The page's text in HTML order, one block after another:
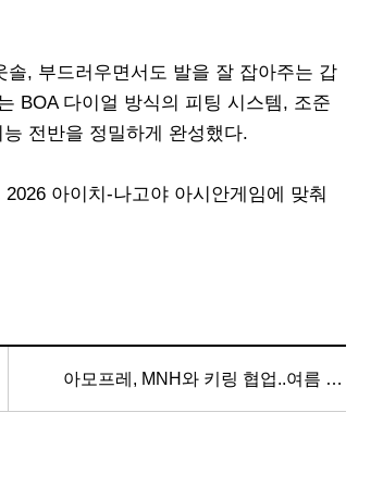
, 부드러우면서도 발을 잘 잡아주는 갑
BOA 다이얼 방식의 피팅 시스템, 조준
전반을 정밀하게 완성했다.
아이치-나고야 아시안게임에 맞춰
아모프레, MNH와 키링 협업..여름 한정 굿즈 출시